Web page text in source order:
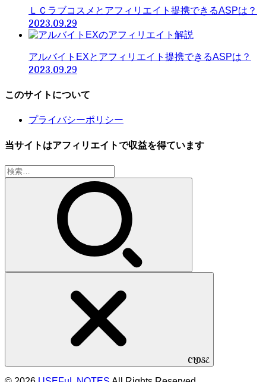
ＬＣラブコスメとアフィリエイト提携できるASPは？
2023.09.29
アルバイトEXとアフィリエイト提携できるASPは？
2023.09.29
このサイトについて
プライバシーポリシー
当サイトはアフィリエイトで収益を得ています
検
索:
CLOSE